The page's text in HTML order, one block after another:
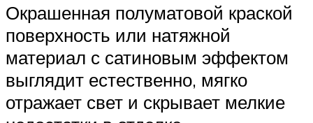
Окрашенная полуматовой краской
поверхность или натяжной
материал с сатиновым эффектом
выглядит естественно, мягко
отражает свет и скрывает мелкие